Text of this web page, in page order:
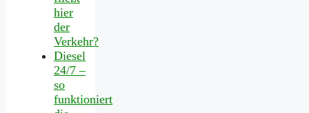
hier
der
Verkehr?
Diesel
24/7 –
so
funktioniert